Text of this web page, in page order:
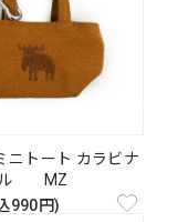
ニトート カラビナ
ル MZ
990円)